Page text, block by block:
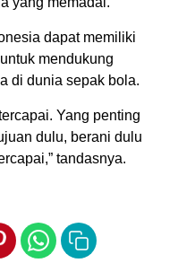
dapat memiliki
mendukung
di dunia sepak bola.
Yang penting
dulu, berani dulu
tandasnya.